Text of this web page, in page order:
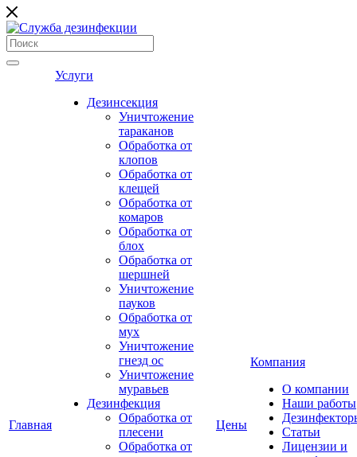
Главная
Услуги
Дезинсекция
Уничтожение
тараканов
Обработка от
клопов
Обработка от
клещей
Обработка от
комаров
Обработка от
блох
Обработка от
шершней
Уничтожение
пауков
Обработка от
мух
Уничтожение
гнезд ос
Уничтожение
муравьев
Дезинфекция
Обработка от
плесени
Обработка от
Цены
Компания
О компании
Наши работы
Статьи
Лицензии и